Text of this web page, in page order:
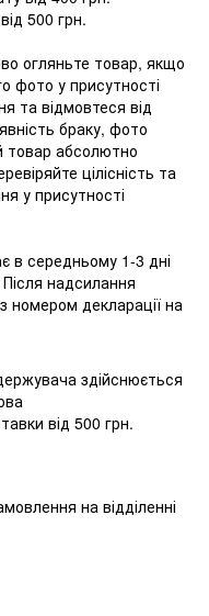
500 грн.
огляньте товар, якщо
фото у присутності
та відмовтеся від
браку, фото
товар абсолютно
цілісність та
у присутності
середньому 1-3 дні
надсилання
номером декларації на
здійснюється
від 500 грн.
на відділенні